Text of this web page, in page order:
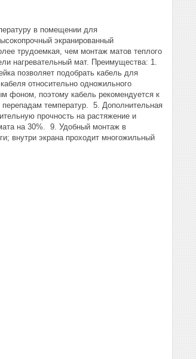
в помещении для
экранированный
трудоемкая, чем монтаж матов теплого
нагревательный мат. Преимущества: 1.
позволяет подобрать кабель для
относительно одножильного
фоном, поэтому кабель рекомендуется к
температур. 5. Дополнительная
прочность на растяжение и
на 30%. 9. Удобный монтаж в
экрана проходит многожильный